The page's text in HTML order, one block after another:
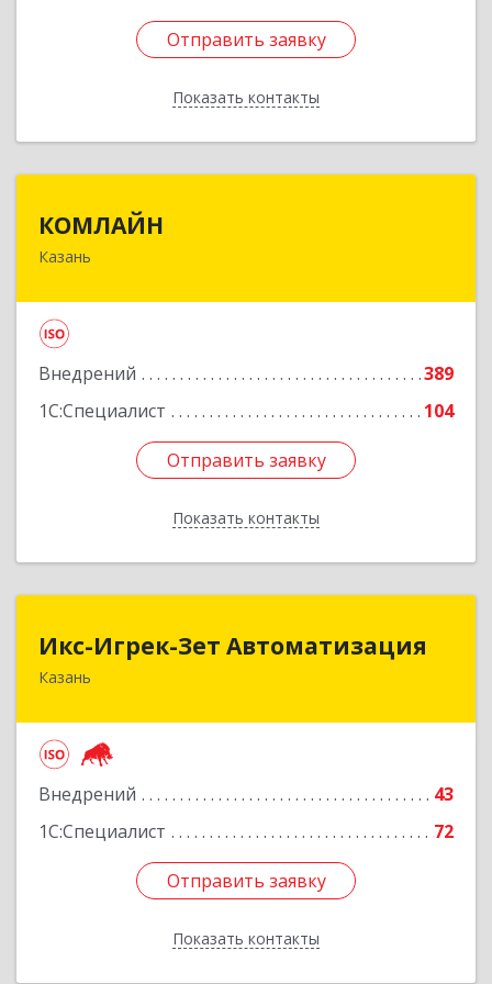
Отправить заявку
Показать контакты
Отправить заявку
Назад
КОМЛАЙН
Казань
Внедрений
389
1С:Специалист
104
Отправить заявку
Показать контакты
420138, Татарстан Респ, Казань г, Победы пр-
Отправить заявку
Назад
Икс-Игрек-Зет Автоматизация
Казань
Внедрений
43
1С:Специалист
72
Отправить заявку
Показать контакты
Отправить заявку
Назад